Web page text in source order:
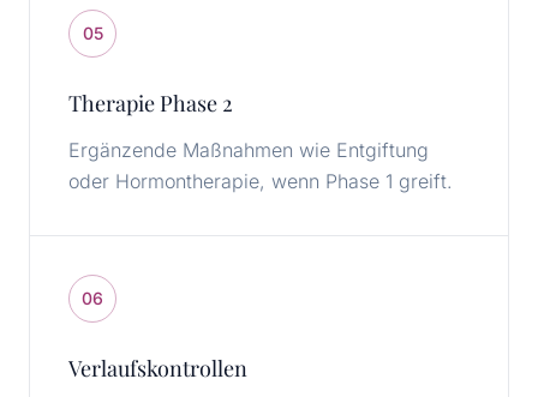
05
Therapie Phase 2
Ergänzende Maßnahmen wie Entgiftung
oder Hormontherapie, wenn Phase 1 greift.
06
Verlaufskontrollen